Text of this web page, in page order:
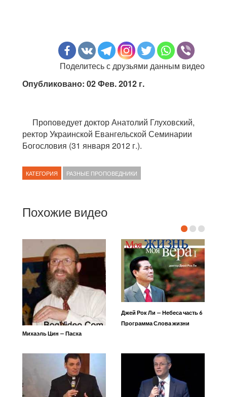
Поделитесь с друзьями данным видео
Опубликовано: 02 Фев. 2012 г.
Проповедует доктор Анатолий Глуховский,
ректор Украинской Евангельской Семинарии
Богословия (31 января 2012 г.).
КАТЕГОРИЯ РАЗНЫЕ ПРОПОВЕДНИКИ
Похожие видео
Михаэль Цин — Пасха
Джей Рок Ли — Небеса часть 6
Программа Слова жизни